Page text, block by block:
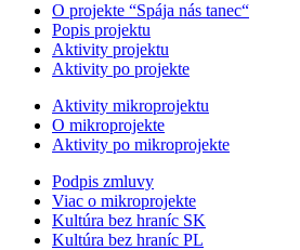
O projekte “Spája nás tanec“
Popis projektu
Aktivity projektu
Aktivity po projekte
Aktivity mikroprojektu
O mikroprojekte
Aktivity po mikroprojekte
Podpis zmluvy
Viac o mikroprojekte
Kultúra bez hraníc SK
Kultúra bez hraníc PL